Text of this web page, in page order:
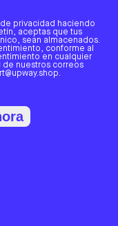
privacidad haciendo
aceptas que tus
sean almacenados.
conforme al
en cualquier
de nuestros correos